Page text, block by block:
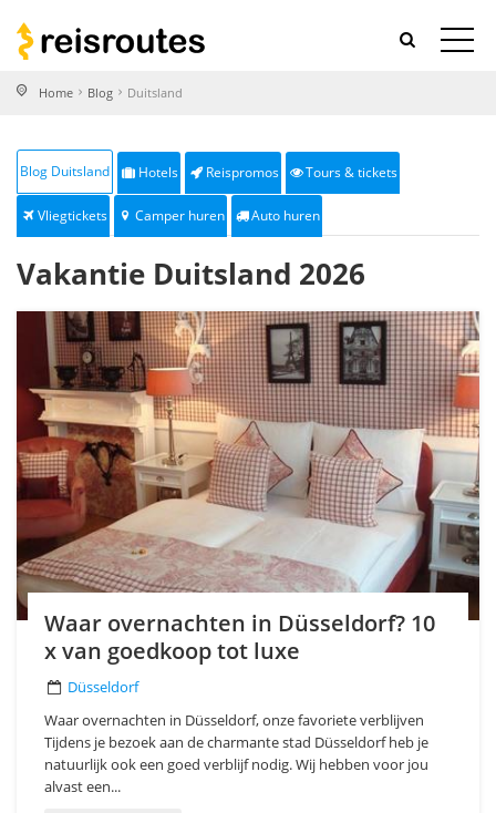
Home Blog Duitsland
Blog Duitsland Hotels Reispromos Tours & tickets
Vliegtickets Camper huren Auto huren
Vakantie Duitsland 2026
Waar overnachten in Düsseldorf? 10
x van goedkoop tot luxe
Düsseldorf
Waar overnachten in Düsseldorf, onze favoriete verblijven
Tijdens je bezoek aan de charmante stad Düsseldorf heb je
natuurlijk ook een goed verblijf nodig. Wij hebben voor jou
alvast een...